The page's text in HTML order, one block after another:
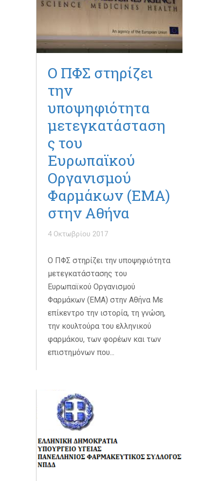
O ΠΦΣ στηρίζει
την
υποψηφιότητα
μετεγκατάσταση
ς του
Ευρωπαϊκού
Οργανισμού
Φαρμάκων (ΕΜΑ)
στην Αθήνα
4 Οκτωβρίου 2017
O ΠΦΣ στηρίζει την υποψηφιότητα
μετεγκατάστασης του
Ευρωπαϊκού Οργανισμού
Φαρμάκων (ΕΜΑ) στην Αθήνα Με
επίκεντρο την ιστορία, τη γνώση,
την κουλτούρα του ελληνικού
φαρμάκου, των φορέων και των
επιστημόνων που...